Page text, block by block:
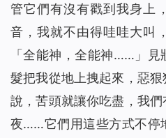
管它們有沒有戳到我身上
音，我就不由得哇哇大叫
「全能神，全能神……」
髮把我從地上拽起來，惡
說，苦頭就讓你吃盡，我
夜……它們用這些方式不停